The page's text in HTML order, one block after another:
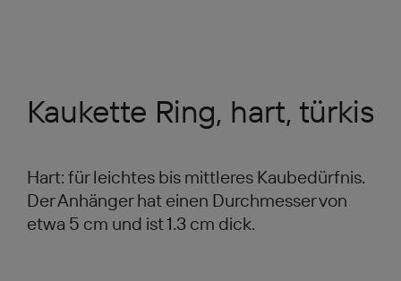
Kaukette Ring, hart, türkis
Hart: für leichtes bis mittleres Kaubedürfnis.
Der Anhänger hat einen Durchmesser von
etwa 5 cm und ist 1.3 cm dick.